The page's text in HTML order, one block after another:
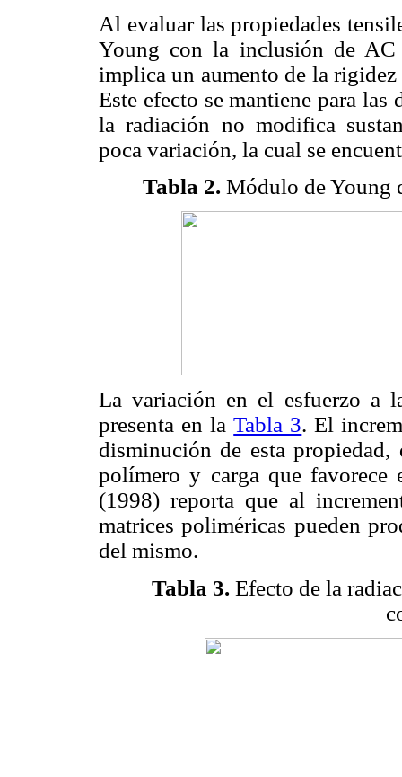
Al evaluar las propiedades
Young con la inclusión de
implica un aumento de la
Este efecto se mantiene para
la radiación no modifica
poca variación, la cual se
Tabla 2. Módulo de Young
La variación en el esfuerzo a
presenta en laTabla 3. El
disminución de esta
polímero y carga que
(1998) reporta que al
matrices poliméricas pueden
del mismo.
Tabla 3. Efecto de la